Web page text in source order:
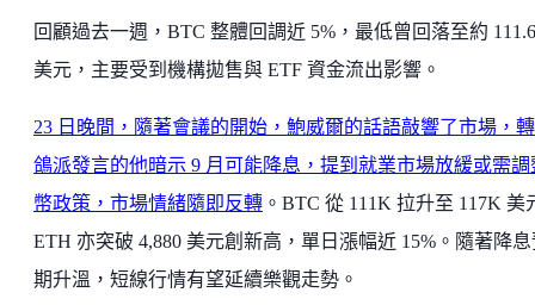
回顧過去一週，BTC 整體回調近 5%，最低曾回落至約
美元，主要受到機構拋售與 ETF 資金流出影響。
23 日晚間，隨著會議的開始，鮑威爾的話語敲響了市場，
鴿派發言的他暗示 9 月可能降息，提到就業市場放緩或需調
幣政策，市場情緒隨即反轉 。BTC 從 111K 拉升至 117K 美
ETH 亦突破 4,880 美元創新高，單日漲幅近 15%。隨著降
期升溫，短線行情有望延續樂觀走勢。